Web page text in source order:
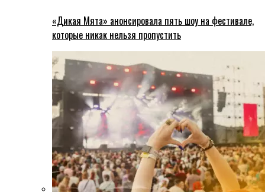
«Дикая Мята» анонсировала пять шоу на фестивале,
которые никак нельзя пропустить